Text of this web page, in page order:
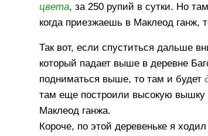
цвета, за 250 рупий в сутки. Но
когда приезжаешь в Маклеод ганж,
Так вот, если спуститься дальше
который падает выше в деревне
подниматься выше, то там и будет
там еще построили высокую вышку
Маклеод ганжа.
Короче, по этой деревеньке я